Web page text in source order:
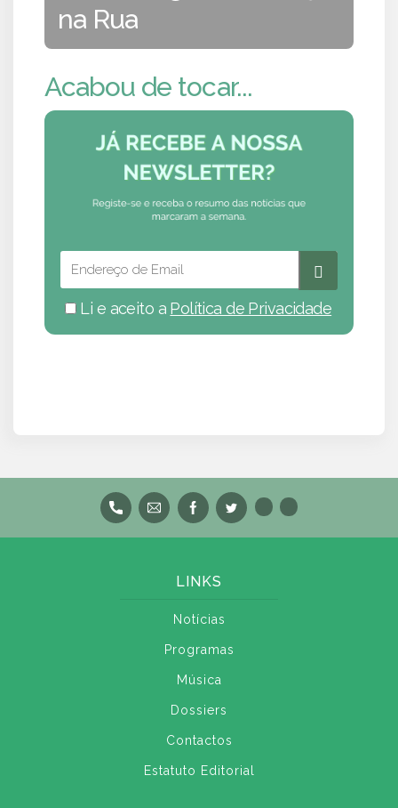
na Rua
Acabou de tocar...
Li e aceito a Política de Privacidade
LINKS
Notícias
Programas
Música
Dossiers
Contactos
Estatuto Editorial